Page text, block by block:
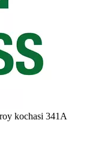
kochasi 341A